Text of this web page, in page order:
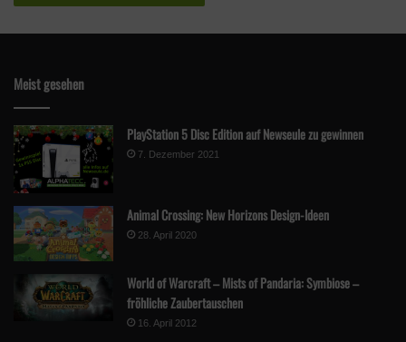
Meist gesehen
PlayStation 5 Disc Edition auf Newseule zu gewinnen
7. Dezember 2021
Animal Crossing: New Horizons Design-Ideen
28. April 2020
World of Warcraft – Mists of Pandaria: Symbiose –
fröhliche Zaubertauschen
16. April 2012